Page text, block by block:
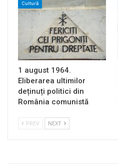
Cultură
1 august 1964.
Eliberarea ultimilor
deținuți politici din
România comunistă
PREV NEXT